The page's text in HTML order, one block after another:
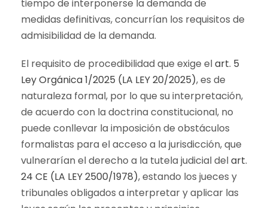
tiempo de interponerse la demanda de
medidas definitivas, concurrían los requisitos de
admisibilidad de la demanda.
El requisito de procedibilidad que exige elart. 5
Ley Orgánica 1/2025 (LA LEY 20/2025), es de
naturaleza formal, por lo que su interpretación,
de acuerdo con la doctrina constitucional, no
puede conllevar la imposición de obstáculos
formalistas para el acceso a la jurisdicción, que
vulnerarían el derecho a la tutela judicial delart.
24 CE (LA LEY 2500/1978), estando los jueces y
tribunales obligados a interpretar y aplicar las